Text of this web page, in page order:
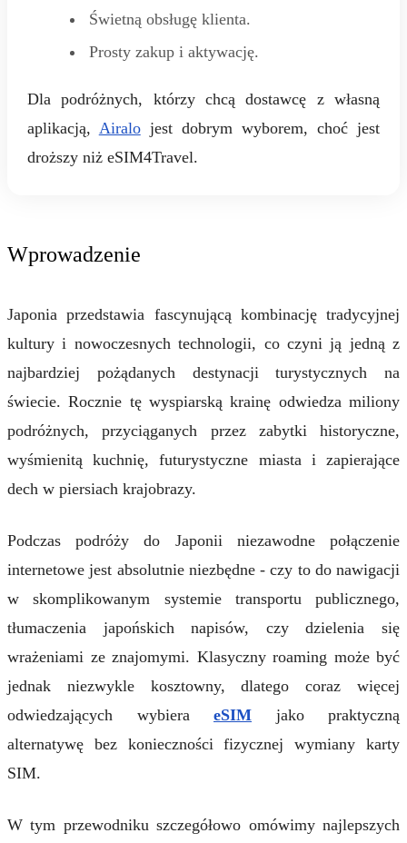
Świetną obsługę klienta.
Prosty zakup i aktywację.
Dla podróżnych, którzy chcą dostawcę z własną
aplikacją, Airalojest dobrym wyborem, choć jest
droższy niż eSIM4Travel.
Wprowadzenie
Japonia przedstawia fascynującą kombinację tradycyjnej
kultury i nowoczesnych technologii, co czyni ją jedną z
najbardziej pożądanych destynacji turystycznych na
świecie. Rocznie tę wyspiarską krainę odwiedza miliony
podróżnych, przyciąganych przez zabytki historyczne,
wyśmienitą kuchnię, futurystyczne miasta i zapierające
dech w piersiach krajobrazy.
Podczas podróży do Japonii niezawodne połączenie
internetowe jest absolutnie niezbędne - czy to do nawigacji
w skomplikowanym systemie transportu publicznego,
tłumaczenia japońskich napisów, czy dzielenia się
wrażeniami ze znajomymi. Klasyczny roaming może być
jednak niezwykle kosztowny, dlatego coraz więcej
odwiedzających wybiera eSIM jako praktyczną
alternatywę bez konieczności fizycznej wymiany karty
SIM.
W tym przewodniku szczegółowo omówimy najlepszych